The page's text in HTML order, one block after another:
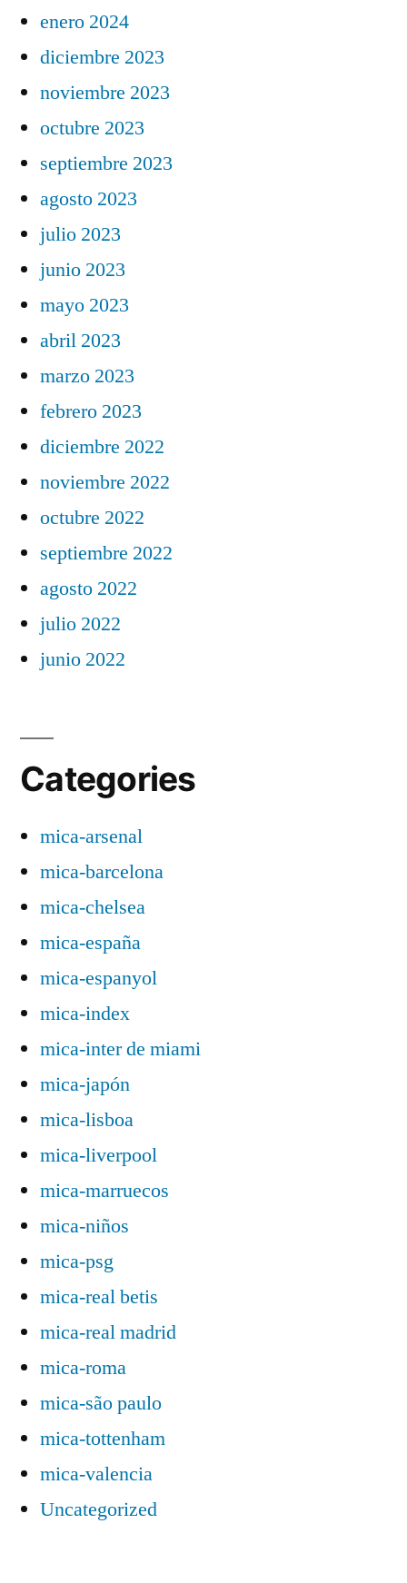
enero 2024
diciembre 2023
noviembre 2023
octubre 2023
septiembre 2023
agosto 2023
julio 2023
junio 2023
mayo 2023
abril 2023
marzo 2023
febrero 2023
diciembre 2022
noviembre 2022
octubre 2022
septiembre 2022
agosto 2022
julio 2022
junio 2022
Categories
mica-arsenal
mica-barcelona
mica-chelsea
mica-españa
mica-espanyol
mica-index
mica-inter de miami
mica-japón
mica-lisboa
mica-liverpool
mica-marruecos
mica-niños
mica-psg
mica-real betis
mica-real madrid
mica-roma
mica-são paulo
mica-tottenham
mica-valencia
Uncategorized